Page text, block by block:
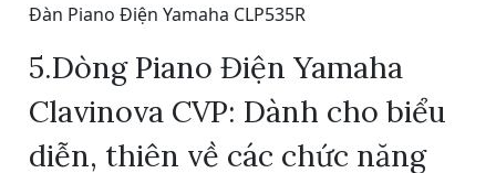
Đàn Piano Điện Yamaha CLP535R
5.Dòng Piano Điện Yamaha
Clavinova CVP: Dành cho biểu
diễn, thiên về các chức năng